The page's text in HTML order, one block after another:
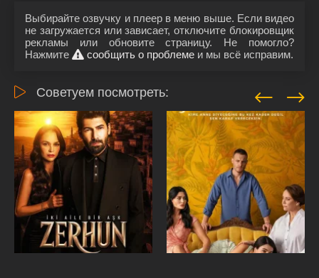
Выбирайте озвучку и плеер в меню выше. Если видео
не загружается или зависает, отключите блокировщик
рекламы или обновите страницу. Не помогло?
Нажмите
сообщить о проблеме и мы всё исправим.
Советуем посмотреть: